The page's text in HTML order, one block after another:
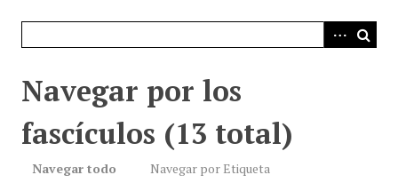
Navegar por los
fascículos (13 total)
Navegar todo
Navegar por Etiqueta